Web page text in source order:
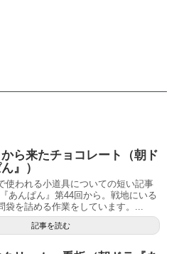
から来たチョコレート（朝ド
』）
使われる小道具についての短い記事
あんぱん』第44回から。戦地にいる
袋を詰める作業をしています。...
記事を読む